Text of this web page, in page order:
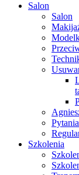
Salon
Salon
Szkolenia